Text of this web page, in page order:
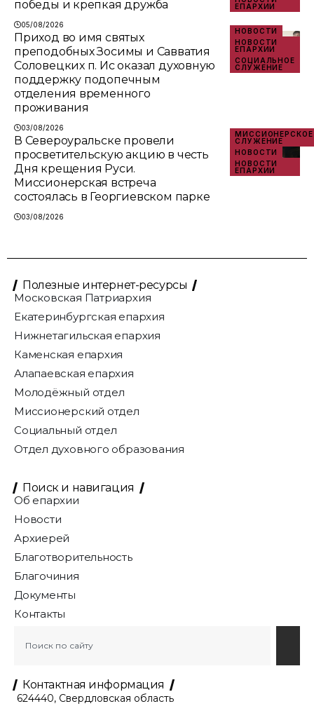
ЕПАРХИИ
победы и крепкая дружба
05/08/2026
НОВОСТИ
НОВОСТИ
ЕПАРХИИ
СОЦИАЛЬНОЕ
СЛУЖЕНИЕ
Приход во имя святых
преподобных Зосимы и Савватия
Соловецких п. Ис оказал духовную
поддержку подопечным
отделения временного
проживания
03/08/2026
МИССИОНЕРСКОЕ
СЛУЖЕНИЕ
НОВОСТИ
НОВОСТИ
ЕПАРХИИ
В Североуральске провели
просветительскую акцию в честь
Дня крещения Руси.
Миссионерская встреча
состоялась в Георгиевском парке
03/08/2026
Полезные интернет-ресурсы
Московская Патриархия
Екатеринбургская епархия
Нижнетагильская епархия
Каменская епархия
Алапаевская епархия
Молодёжный отдел
Миссионерский отдел
Социальный отдел
Отдел духовного образования
Поиск и навигация
Об епархии
Новости
Архиерей
Благотворительность
Благочиния
Документы
Контакты
Контактная информация
624440, Свердловская область